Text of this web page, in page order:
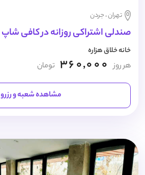
تهران ، جردن
صندلی اشتراکی روزانه در کافی شاپ
خانه خلاق هزاره
هر روز 360,000 تومان
مشاهده شعبه و رزرو